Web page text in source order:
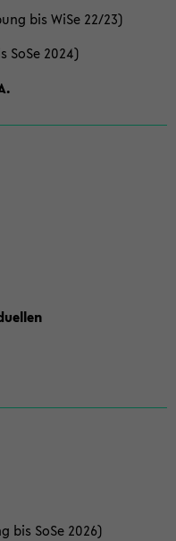
bis WiSe 22/23)
SoSe 2024)
bis SoSe 2026)